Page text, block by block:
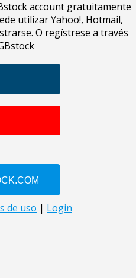
account gratuitamente
utilizar Yahoo!, Hotmail,
O regístrese a través
de uso | Login